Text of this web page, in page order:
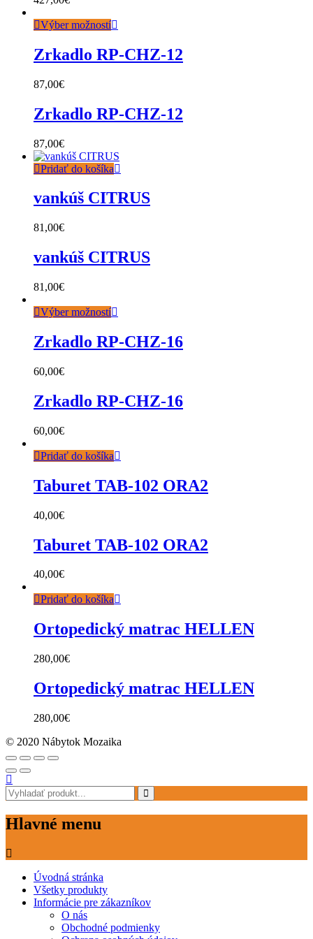
Výber možností
Zrkadlo RP-CHZ-12
87,00€
Zrkadlo RP-CHZ-12
87,00€
Pridať do košíka
vankúš CITRUS
81,00€
vankúš CITRUS
81,00€
Výber možností
Zrkadlo RP-CHZ-16
60,00€
Zrkadlo RP-CHZ-16
60,00€
Pridať do košíka
Taburet TAB-102 ORA2
40,00€
Taburet TAB-102 ORA2
40,00€
Pridať do košíka
Ortopedický matrac HELLEN
280,00€
Ortopedický matrac HELLEN
280,00€
© 2020 Nábytok Mozaika
Hlavné menu
Úvodná stránka
Všetky produkty
Informácie pre zákazníkov
O nás
Obchodné podmienky